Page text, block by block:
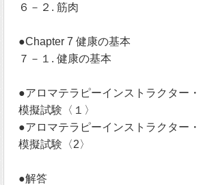
６－２. 筋肉
●Chapter 7 健康の基本
７－１. 健康の基本
●アロマテラピーインストラクター
模擬試験〈１〉
●アロマテラピーインストラクター
模擬試験〈2〉
●解答